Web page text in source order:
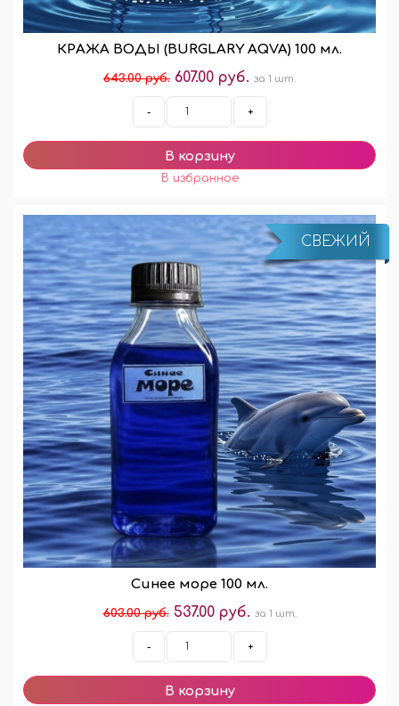
КРАЖА ВОДЫ (BURGLARY AQVA) 100 мл.
643.00 руб. 607.00 руб. за 1 шт.
- +
СВЕЖИЙ
Синее море 100 мл.
603.00 руб. 537.00 руб. за 1 шт.
- +